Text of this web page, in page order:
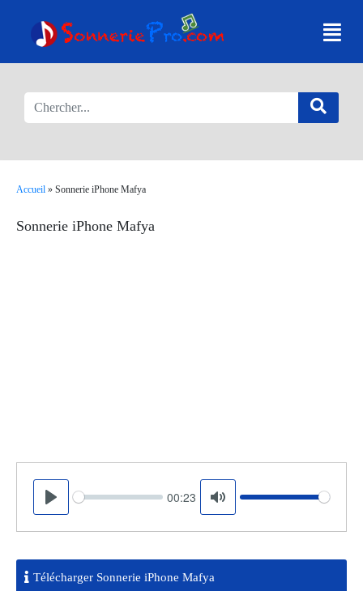
Accueil » Sonnerie iPhone Mafya
Sonnerie iPhone Mafya
Play
Seek 00:23
Mute
Volume
Télécharger Sonnerie iPhone Mafya